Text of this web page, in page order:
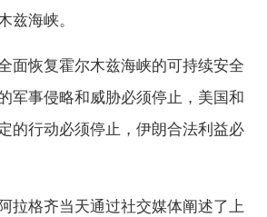
兹海峡。
恢复霍尔木兹海峡的可持续安全
军事侵略和威胁必须停止，美国和
的行动必须停止，伊朗合法利益必
格齐当天通过社交媒体阐述了上